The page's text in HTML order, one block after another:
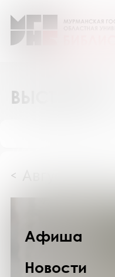
Афиша
Новости
ВЫСТАВКИ
< Август 2026